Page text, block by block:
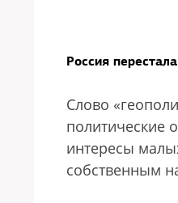
Россия
Слово
политические
интересы
собственным